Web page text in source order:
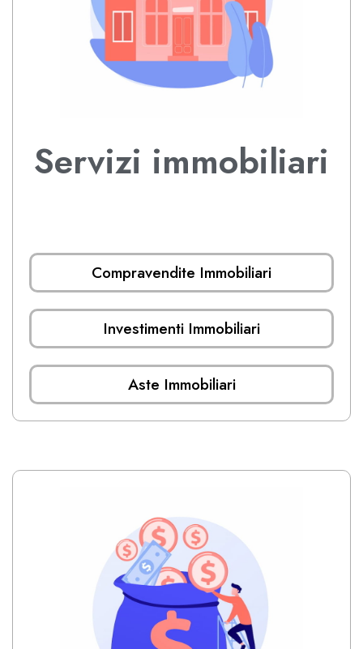
Servizi immobiliari
Compravendite Immobiliari
Investimenti Immobiliari
Aste Immobiliari